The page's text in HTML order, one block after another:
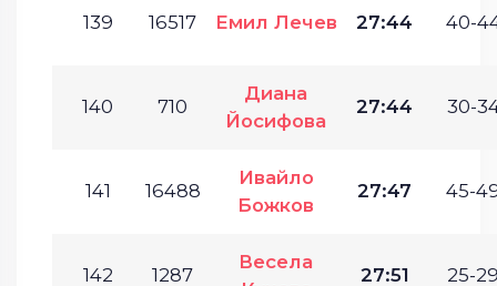
139 16517 Емил Лечев 27:44 40-
140 710
Диана
Йосифова
27:44 30-
141 16488
Ивайло
Божков
27:47 45-
142 1287
Весела
27:51 25-